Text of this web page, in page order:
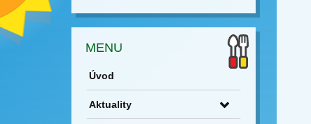
MENU
Úvod
Aktuality